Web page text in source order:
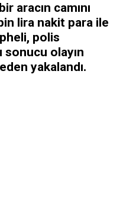
aracın camını
lira nakit para ile
polis
sonucu olayın
yakalandı.